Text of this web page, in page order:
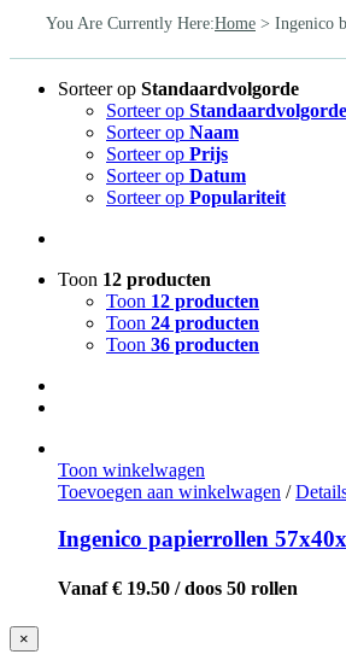
You Are Currently Here:Home > Ingenico
Sorteer op Standaardvolgorde
Sorteer op Standaardvolgorde
Sorteer op Naam
Sorteer op Prijs
Sorteer op Datum
Sorteer op Populariteit
Toon 12 producten
Toon 12 producten
Toon 24 producten
Toon 36 producten
Toon winkelwagen
Toevoegen aan winkelwagen /
Ingenico papierrollen
Vanaf € 19.50 / doos 50 rollen
Close
product
×